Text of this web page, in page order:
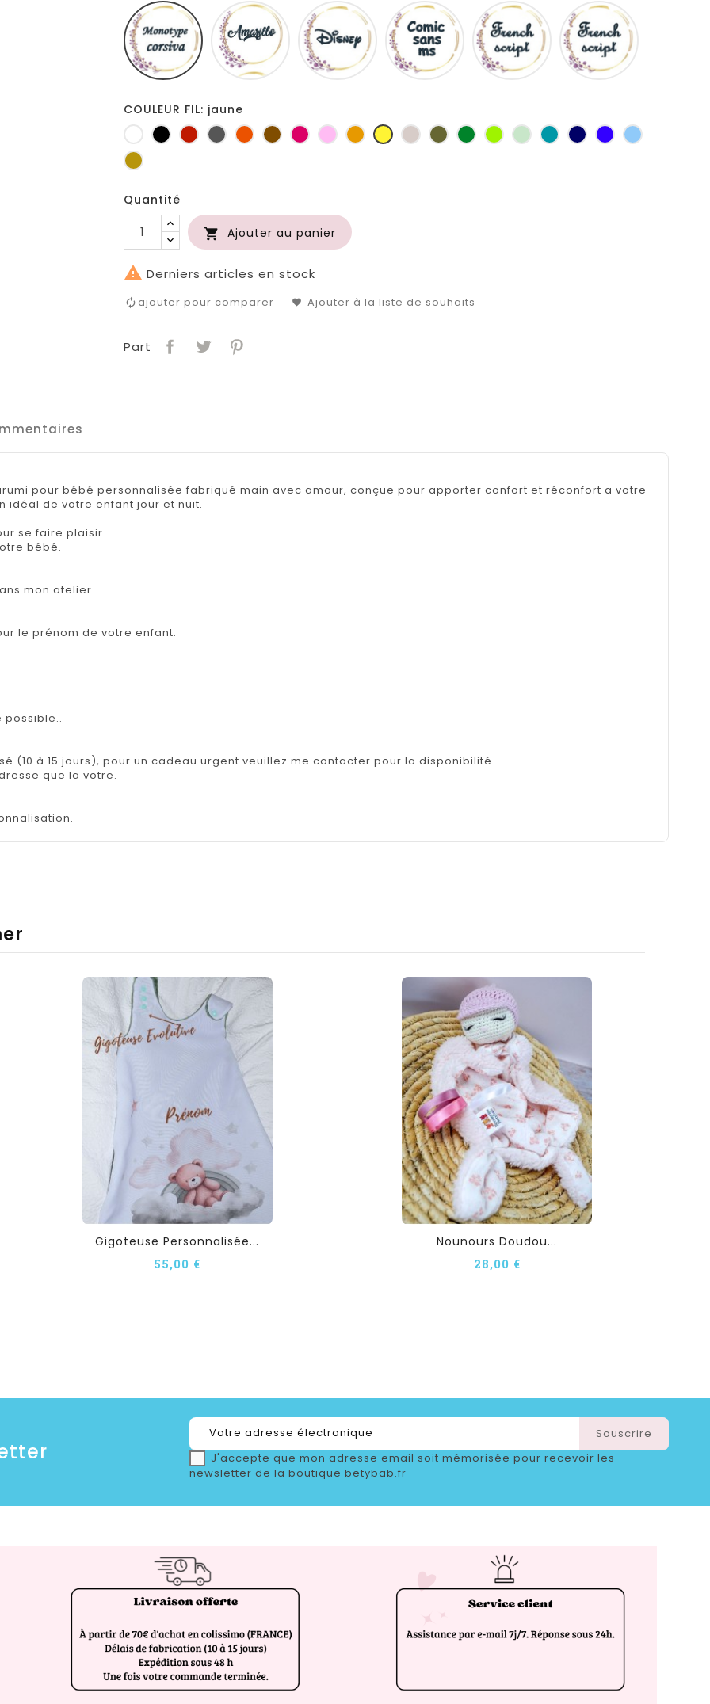
Monotype
corsiva
Amarillo Disney
Comic
sans
ms
French
script
COULEUR FIL: jaune
BlancNoir RougeGris
foncé
OrangeMarronFuchsia
RoseJaune
d'or
jauneFicelleKaki Vert
bouteille
Anis Vert
d'eau
Turquoise
MarineBleu
roi
Bleu
Or
Quantité
 Ajouter au panier
 Derniers articles en stock
ajouter pour comparer Ajouter à la liste de souhaits
Part
pour bébé personnalisée fabriqué main avec amour, conçue pour apporter confort et réconfort a votre
idéal de votre enfant jour et nuit.
se faire plaisir.
bébé.
mon atelier.
le prénom de votre enfant.
possible..
(10 à 15 jours), pour un cadeau urgent veuillez me contacter pour la disponibilité.
que la votre.
Gigoteuse Personnalisée...
55,00 €
Nounours Doudou...
28,00 €
J'accepte que mon adresse email soit mémorisée pour recevoir les
newsletter de la boutique betybab.fr